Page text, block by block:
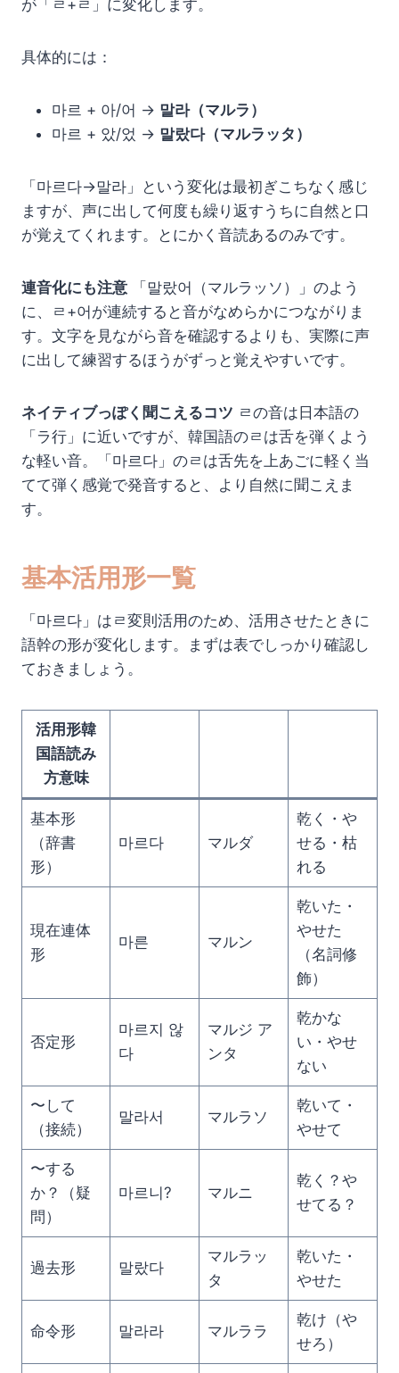
が「ㄹ+ㄹ」に変化します。
具体的には：
마르 + 아/어 → 말라（マルラ）
마르 + 았/었 → 말랐다（マルラッタ）
「마르다→말라」という変化は最初ぎこちなく感じ
ますが、声に出して何度も繰り返すうちに自然と口
が覚えてくれます。とにかく音読あるのみです。
連音化にも注意 「말랐어（マルラッソ）」のよう
に、ㄹ+어が連続すると音がなめらかにつながりま
す。文字を見ながら音を確認するよりも、実際に声
に出して練習するほうがずっと覚えやすいです。
ネイティブっぽく聞こえるコツ ㄹの音は日本語の
「ラ行」に近いですが、韓国語のㄹは舌を弾くよう
な軽い音。「마르다」のㄹは舌先を上あごに軽く当
てて弾く感覚で発音すると、より自然に聞こえま
す。
基本活用形一覧
「마르다」はㄹ変則活用のため、活用させたときに
語幹の形が変化します。まずは表でしっかり確認し
ておきましょう。
活用形韓
国語読み
方意味
基本形
（辞書
形）
마르다 マルダ
乾く・や
せる・枯
れる
現在連体
形
마른 マルン
乾いた・
やせた
（名詞修
飾）
否定形
마르지 않
다
マルジ ア
ンタ
乾かな
い・やせ
ない
〜して
（接続）
말라서 マルラソ
乾いて・
やせて
〜する
か？（疑
問）
마르니? マルニ
乾く？や
せてる？
過去形 말랐다
マルラッ
タ
乾いた・
やせた
命令形 말라라 マルララ
乾け（や
せろ）